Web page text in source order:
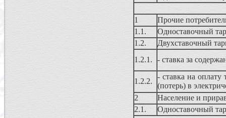
1
Прочие
1.1.
Одноставочный
1.2.
Двухставочный
1.2.1.
- ставка за
1.2.2.
- ставка на оплату
(потерь) в
2
Население и
2.1.
Одноставочный